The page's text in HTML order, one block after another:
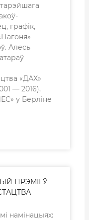
графік,
Алесь
«ДАХ»
— 2016),
у Берліне
ПРЭМІІ Ў
намінацыях: